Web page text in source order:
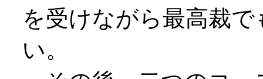
を受けながら最高裁
い。